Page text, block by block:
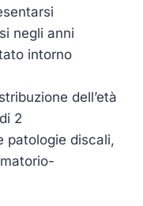
negli anni
intorno
dell’età
2
patologie discali,